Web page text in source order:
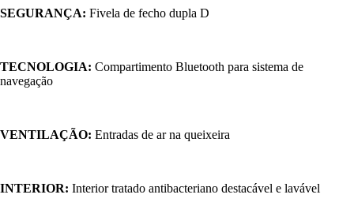
SEGURANÇA: Fivela de fecho dupla D
TECNOLOGIA: Compartimento Bluetooth para sistema de
navegação
VENTILAÇÃO: Entradas de ar na queixeira
INTERIOR: Interior tratado antibacteriano destacável e lavável